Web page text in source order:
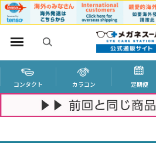
コンタクト カラコン 定期便